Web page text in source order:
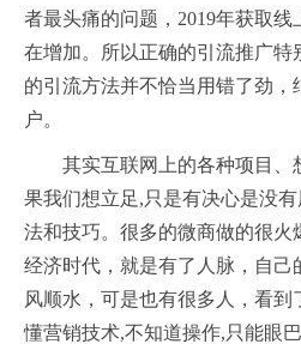
者最头痛的问题，2019年获取
在增加。所以正确的引流推广特
的引流方法并不恰当用错了劲，
户。
其实互联网上的各种项目、
果我们想立足,只是有决心是没
法和技巧。很多的微商做的很火
经济时代，就是有了人脉，自己
风顺水，可是也有很多人，看到
懂营销技术,不知道操作,只能眼